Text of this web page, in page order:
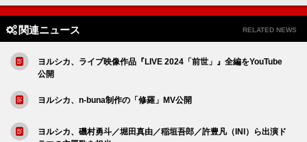
関連ニュース RELATED NEWS
ヨルシカ、ライブ映像作品『LIVE 2024「前世」』全編をYouTube
公開
ヨルシカ、n-buna制作の「修羅」MV公開
ヨルシカ、磯村勇斗／堀田真由／稲垣吾郎／許豊凡（INI）ら出演ド